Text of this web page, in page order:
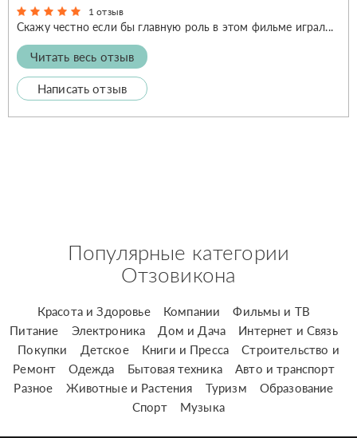
1 отзыв
Скажу честно если бы главную роль в этом фильме играл...
Читать весь отзыв
Написать отзыв
Популярные категории
Отзовикона
Красота и Здоровье Компании
Фильмы и ТВ
Питание
Электроника Дом и Дача
Интернет и Связь
Покупки
Детское Книги и Пресса
Строительство и
Ремонт
Одежда Бытовая техника
Авто и транспорт
Разное
Животные и Растения Туризм
Образование
Спорт
Музыка